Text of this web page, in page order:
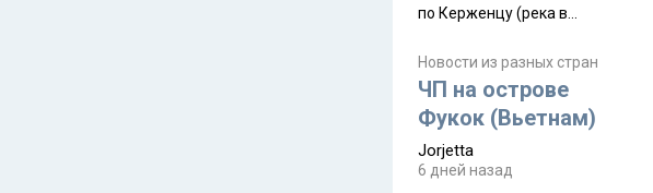
по Керженцу (река в
села Керженец до стоящего
на берегу Волги
Макарьевского монастыря,
это маршрут на 200 км
[видео]
Новости из разных стран
ЧП на острове
Фукок (Вьетнам)
Jorjetta
6 дней назад